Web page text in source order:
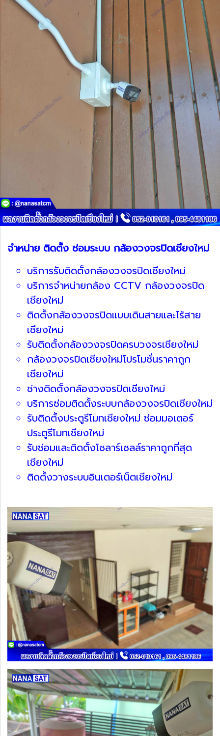
จำหน่าย ติดตั้ง ซ่อมระบบ กล้องวงจรปิดเชียงใหม่
บริการรับติดตั้งกล้องวงจรปิดเชียงใหม่
บริการจำหน่ายกล้อง CCTV กล้องวงจรปิด
เชียงใหม่
ติดตั้งกล้องวงจรปิดแบบเดินสายและไร้สาย
เชียงใหม่
รับติดตั้งกล้องวงจรปิดครบวงจรเชียงใหม่
กล้องวงจรปิดเชียงใหม่โปรโมชั่นราคาถูก
เชียงใหม่
ช่างติดตั้งกล้องวงจรปิดเชียงใหม่
บริการซ่อมติดตั้งระบบกล้องวงจรปิดเชียงใหม่
รับติดตั้งประตูรีโมทเชียงใหม่ ซ่อมมอเตอร์
ประตูรีโมทเชียงใหม่
รับซ่อมและติดตั้งโซลาร์เซลล์ราคาถูกที่สุด
เชียงใหม่
ติดตั้งวางระบบอินเตอร์เน็ตเชียงใหม่